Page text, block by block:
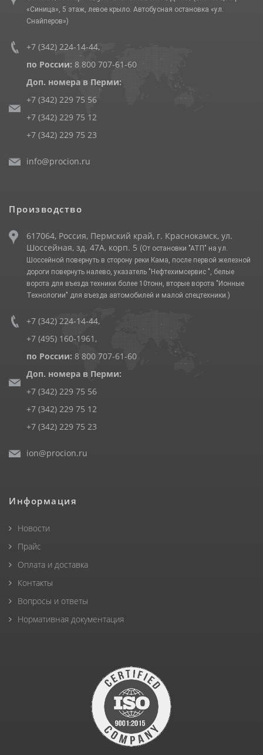
«Синица», 5 этаж, левое крыло. Автобусная остановка «ул.
Снайперов»)
+7 (342) 224-14-44,
по России: 8 800 707-61-60
Доп. номера в Перми:
+7 (342) 229 75 56
+7 (342) 229 75 12
+7 (342) 229 75 23
info@procion.ru
Производство
617064, Россия, Пермский край, г. Краснокамск, ул.
Шоссейная, зд. 47А, корп. 5 (От остановки "АТП" на ул.
Шоссейной повернуть в сторону реки Кама, после первой железной
дороги повернуть налево, указатель "Нефтехимсервис ", белые
ворота для въезда техники более 10тонн, вторые ворота "Ионные
Технологии" для въезда автомобилей и малой спецтехники.)
+7 (342) 224-14-44,
+7 (495) 160-1961 ,
по России: 8 800 707-61-60
Доп. номера в Перми:
+7 (342) 229 75 56
+7 (342) 229 75 12
+7 (342) 229 75 23
ion@procion.ru
Информация
Новости
Прайс
Оплата и доставка
Контакты
Вопросы и ответы
Нормативная документация